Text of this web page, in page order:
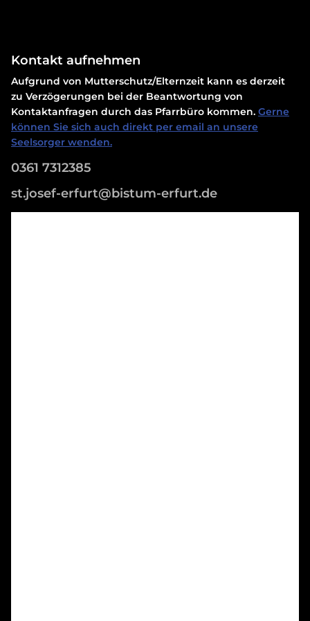
Kontakt aufnehmen
Aufgrund von Mutterschutz/Elternzeit kann es derzeit
zu Verzögerungen bei der Beantwortung von
Kontaktanfragen durch das Pfarrbüro kommen. Gerne
können Sie sich auch direkt per email an unsere
Seelsorger wenden.
0361 7312385
st.josef-erfurt@bistum-erfurt.de